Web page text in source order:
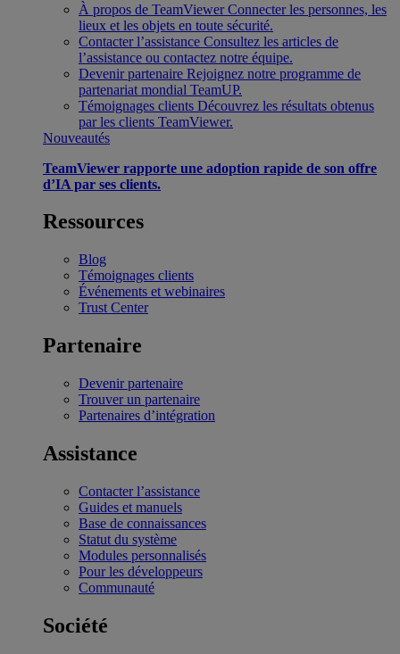
À propos de TeamViewer Connecter les personnes, les
lieux et les objets en toute sécurité.
Contacter l’assistance Consultez les articles de
l’assistance ou contactez notre équipe.
Devenir partenaire Rejoignez notre programme de
partenariat mondial TeamUP.
Témoignages clients Découvrez les résultats obtenus
par les clients TeamViewer.
Nouveautés
TeamViewer rapporte une adoption rapide de son offre
d’IA par ses clients.
Ressources
Blog
Témoignages clients
Événements et webinaires
Trust Center
Partenaire
Devenir partenaire
Trouver un partenaire
Partenaires d’intégration
Assistance
Contacter l’assistance
Guides et manuels
Base de connaissances
Statut du système
Modules personnalisés
Pour les développeurs
Communauté
Société